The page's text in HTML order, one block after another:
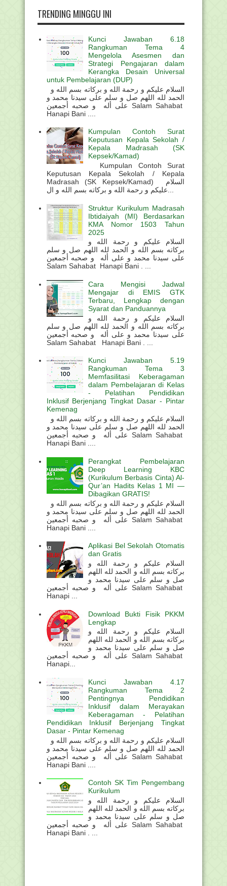
TRENDING MINGGU INI
Kunci Jawaban 6.18
Rangkuman Tema 4
Mengelola Asesmen dan
Strategi Pengajaran dalam
Kerangka Desain Universal
untuk Pembelajaran (DUP)
الحمد لله اللهم صل و سلم على سيدنا محمد و
على أله و صحبه أجمعين Salam Sahabat
Hanapi Bani ....
Kumpulan Contoh Surat
Keputusan Kepala Sekolah /
Kepala Madrasah (SK
Kepsek/Kamad)
Kumpulan Contoh Surat
Keputusan Kepala Sekolah / Kepala
Madrasah (SK Kepsek/Kamad) السلام
Struktur Kurikulum Madrasah
Ibtidaiyah (MI) Berdasarkan
KMA Nomor 1503 Tahun
2025
السلام عليكم و رحمة الله و
بركاته بسم الله و الحمد لله اللهم صل و سلم
على سيدنا محمد و على أله و صحبه أجمعين
Salam Sahabat Hanapi Bani . ...
Cara Mengisi Jadwal
Mengajar di EMIS GTK
Terbaru, Lengkap dengan
Syarat dan Panduannya
السلام عليكم و رحمة الله و
بركاته بسم الله و الحمد لله اللهم صل و سلم
على سيدنا محمد و على أله و صحبه أجمعين
Salam Sahabat Hanapi Bani . ...
Kunci Jawaban 5.19
Rangkuman Tema 3
Memfasilitasi Keberagaman
dalam Pembelajaran di Kelas
- Pelatihan Pendidikan
Inklusif Berjenjang Tingkat Dasar - Pintar
Kemenag
الحمد لله اللهم صل و سلم على سيدنا محمد و
على أله و صحبه أجمعين Salam Sahabat
Hanapi Bani ....
Perangkat Pembelajaran
Deep Learning KBC
(Kurikulum Berbasis Cinta) Al-
Qur’an Hadits Kelas 1 MI —
Dibagikan GRATIS!
الحمد لله اللهم صل و سلم على سيدنا محمد و
على أله و صحبه أجمعين Salam Sahabat
Hanapi Bani ....
Aplikasi Bel Sekolah Otomatis
dan Gratis
السلام عليكم و رحمة الله و
بركاته بسم الله و الحمد لله اللهم
صل و سلم على سيدنا محمد و
على أله و صحبه أجمعين Salam Sahabat
Hanapi ...
Download Bukti Fisik PKKM
Lengkap
السلام عليكم و رحمة الله و
بركاته بسم الله و الحمد لله اللهم
صل و سلم على سيدنا محمد و
على أله و صحبه أجمعين Salam Sahabat
Hanapi...
Kunci Jawaban 4.17
Rangkuman Tema 2
Pentingnya Pendidikan
Inklusif dalam Merayakan
Keberagaman - Pelatihan
Pendidikan Inklusif Berjenjang Tingkat
Dasar - Pintar Kemenag
الحمد لله اللهم صل و سلم على سيدنا محمد و
على أله و صحبه أجمعين Salam Sahabat
Hanapi Bani ....
Contoh SK Tim Pengembang
Kurikulum
السلام عليكم و رحمة الله و
بركاته بسم الله و الحمد لله اللهم
صل و سلم على سيدنا محمد و
على أله و صحبه أجمعين Salam Sahabat
Hanapi Bani . ...